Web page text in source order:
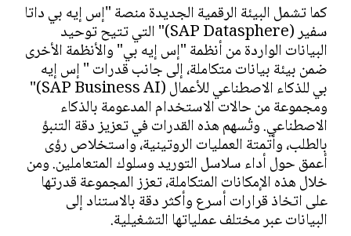
كما تشمل البيئة الرقمية الجديدة منصة "إس إيه بي داتا
سفير (SAP Datasphere)" التي تتيح توحيد
البيانات الواردة من أنظمة "إس إيه بي" والأنظمة الأخرى
ضمن بيئة بيانات متكاملة، إلى جانب قدرات " إس إيه
بي للذكاء الاصطناعي للأعمال (SAP Business AI)"
ومجموعة من حالات الاستخدام المدعومة بالذكاء
الاصطناعي. وتُسهم هذه القدرات في تعزيز دقة التنبؤ
بالطلب، وأتمتة العمليات الروتينية، واستخلاص رؤى
أعمق حول أداء سلاسل التوريد وسلوك المتعاملين. ومن
خلال هذه الإمكانات المتكاملة، تعزز المجموعة قدرتها
على اتخاذ قرارات أسرع وأكثر دقة بالاستناد إلى
البيانات عبر مختلف عملياتها التشغيلية.